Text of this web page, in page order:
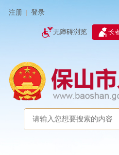
注册 登录
无障碍浏览 长